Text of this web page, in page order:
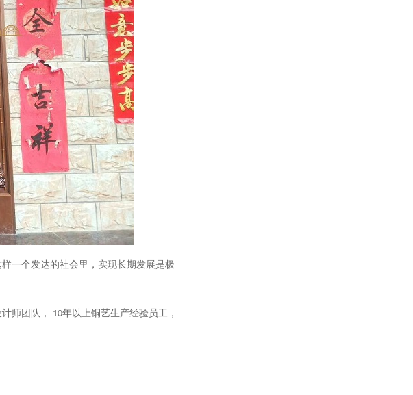
一个发达的社会里，实现长期发展是极
师团队， 10年以上铜艺生产经验员工，